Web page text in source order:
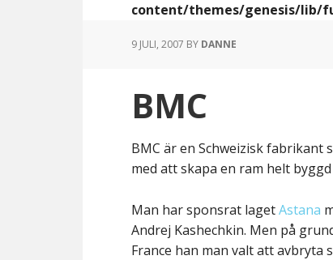
content/themes/genesis/lib/
9 JULI, 2007 BY DANNE
BMC
BMC är en Schweizisk fabrikant
med att skapa en ram helt
Man har sponsrat lagetAstana
Andrej Kashechkin. Men på
France han man valt att avbryta